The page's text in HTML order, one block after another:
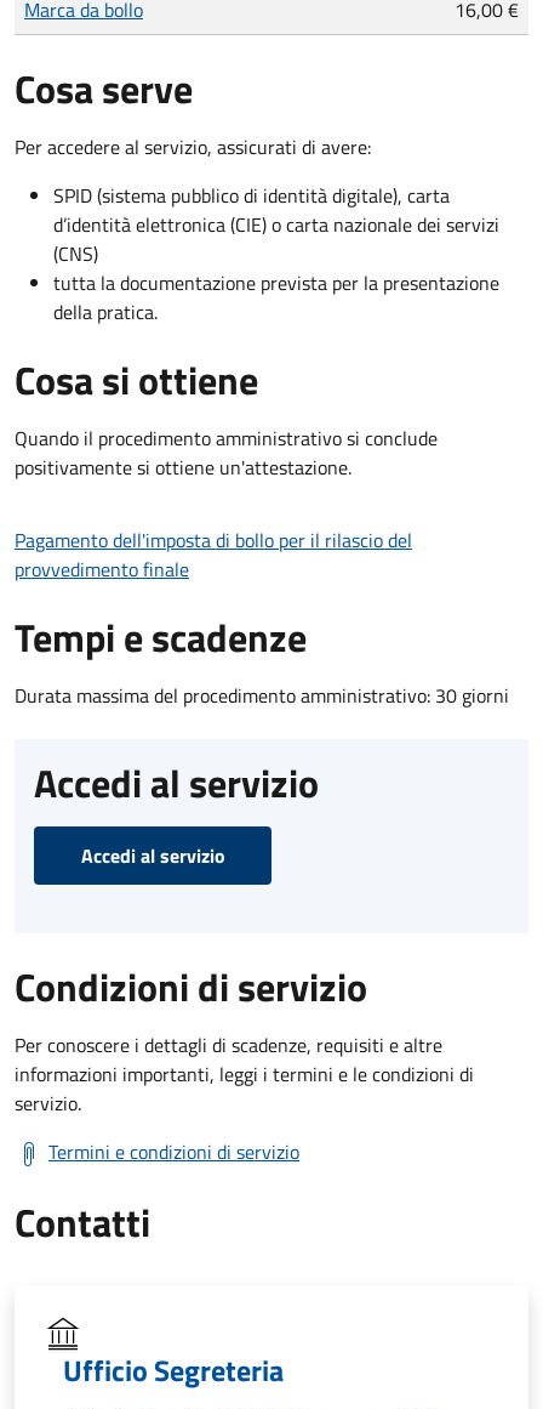
Marca da bollo 16,00 €
Cosa serve
Per accedere al servizio, assicurati di avere:
SPID (sistema pubblico di identità digitale), carta
d’identità elettronica (CIE) o carta nazionale dei servizi
(CNS)
tutta la documentazione prevista per la presentazione
della pratica.
Cosa si ottiene
Quando il procedimento amministrativo si conclude
positivamente si ottiene un'attestazione.
Pagamento dell'imposta di bollo per il rilascio del
provvedimento finale
Tempi e scadenze
Durata massima del procedimento amministrativo: 30 giorni
Accedi al servizio
Accedi al servizio
Condizioni di servizio
Per conoscere i dettagli di scadenze, requisiti e altre
informazioni importanti, leggi i termini e le condizioni di
servizio.
Termini e condizioni di servizio
Contatti
Ufficio Segreteria